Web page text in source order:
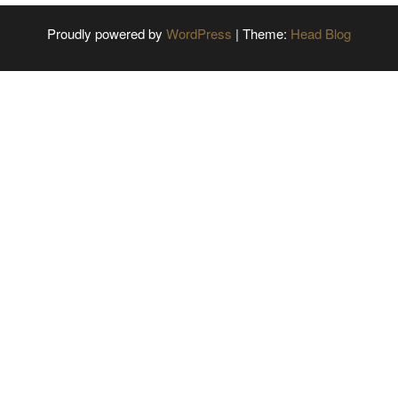
Proudly powered by WordPress | Theme: Head Blog